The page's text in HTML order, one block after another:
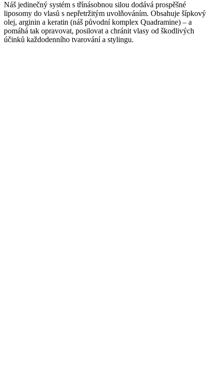
Náš jedinečný systém s třínásobnou silou dodává prospěšné
liposomy do vlasů s nepřetržitým uvolňováním. Obsahuje šípkový
olej, arginin a keratin (náš původní komplex Quadramine) – a
pomáhá tak opravovat, posilovat a chránit vlasy od škodlivých
účinků každodenního tvarování a stylingu.